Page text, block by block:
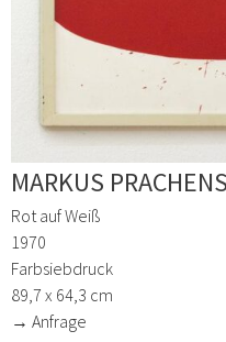
MARKUS
Rot auf Weiß
1970
Farbsiebdruck
89,7 x 64,3 cm
→ Anfrage